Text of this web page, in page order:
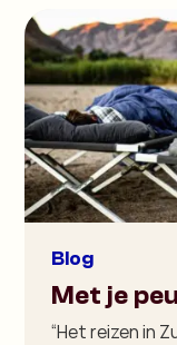
Blog
Met je
“Het reizen in